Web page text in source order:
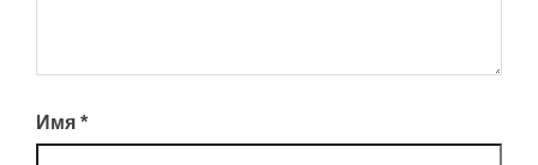
Имя *